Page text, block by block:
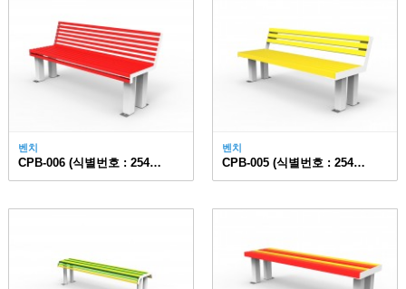
벤치
CPB-006 (식별번호 : 25474691)
벤치
CPB-005 (식별번호 : 25474690)